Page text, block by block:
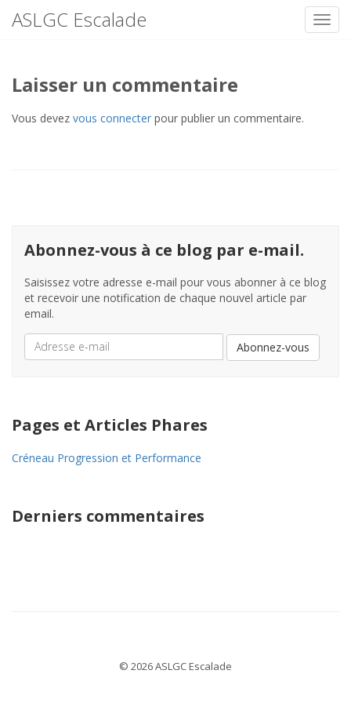
content
ASLGC Escalade
Laisser un commentaire
Vous devez vous connecter pour publier un commentaire.
Abonnez-vous à ce blog par e-mail.
Saisissez votre adresse e-mail pour vous abonner à ce blog
et recevoir une notification de chaque nouvel article par
email.
Adresse
e-
Abonnez-vous
Pages et Articles Phares
Créneau Progression et Performance
Derniers commentaires
© 2026 ASLGC Escalade